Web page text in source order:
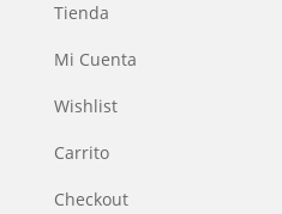
Tienda
Mi Cuenta
Wishlist
Carrito
Checkout